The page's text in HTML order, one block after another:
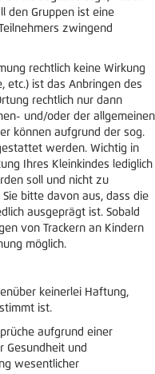
den Gruppen ist eine
zwingend
rechtlich keine Wirkung
etc.) ist das Anbringen des
rechtlich nur dann
und/oder der allgemeinen
können aufgrund der sog.
werden. Wichtig in
Ihres Kleinkindes lediglich
soll und nicht zu
bitte davon aus, dass die
ausgeprägt ist. Sobald
von Trackern an Kindern
möglich.
keinerlei Haftung,
ist.
aufgrund einer
Gesundheit und
wesentlicher